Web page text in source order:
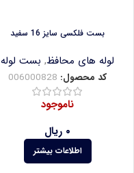
بست فلکسی سایز 16 سفید
لوله های محافظ, بست لوله
کد محصول: 006000828
ناموجود
۰ ریال
اطلاعات بیشتر